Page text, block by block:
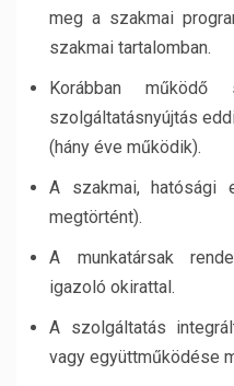
meg a szakmai
szakmai tartalomban.
Korábban működő
szolgáltatásnyújtás
(hány éve működik).
A szakmai, hatósági
megtörtént).
A munkatársak
igazoló okirattal.
A szolgáltatás
vagy együttműködése